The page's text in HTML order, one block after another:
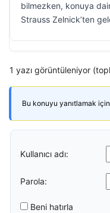
bilmezken, konuya
Strauss Zelnick’ten
1 yazı görüntüleniyor
Bu konuyu yanıtlamak için
Kullanıcı adı:
Parola:
Beni hatırla